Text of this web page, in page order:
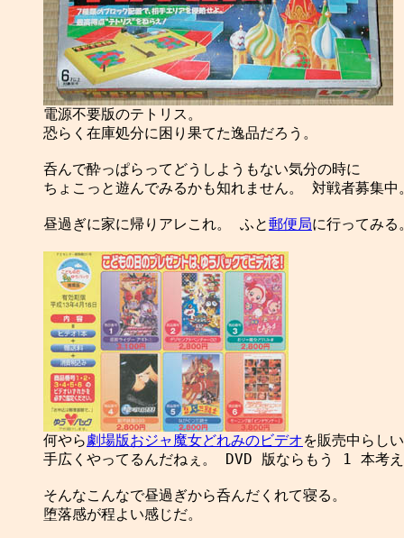
恐らく在庫処分に困り果てた逸品だろう。
呑んで酔っぱらってどうしようもない気分の時に
ちょこっと遊んでみるかも知れません。 対戦者募集中
昼過ぎに家に帰りアレこれ。 ふと郵便局に行ってみる
何やら劇場版おジャ魔女どれみのビデオを販売中らし
手広くやってるんだねぇ。 DVD 版ならもう 1 本考
そんなこんなで昼過ぎから呑んだくれて寝る。
堕落感が程よい感じだ。